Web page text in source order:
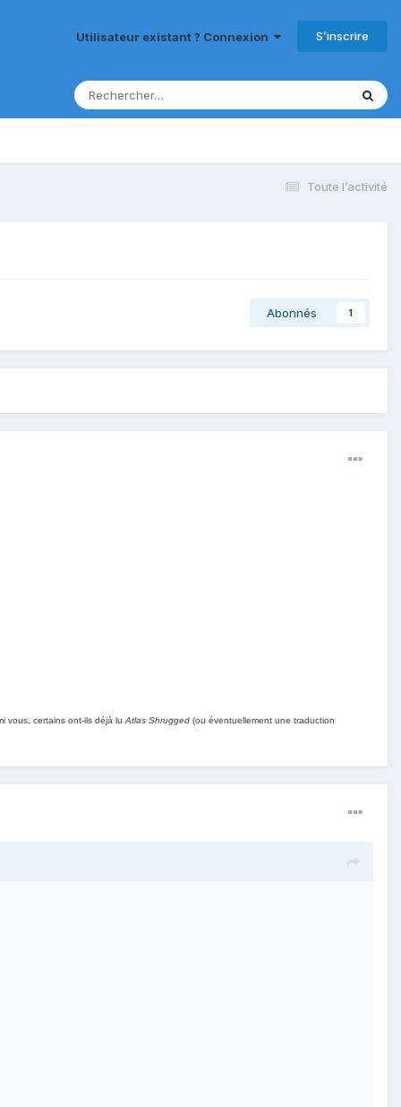
Utilisateur existant ? Connexion S’inscrire
Toute l’activité
Abonnés 1
vous, certains ont-ils déjà lu Atlas Shrugged (ou éventuellement une traduction